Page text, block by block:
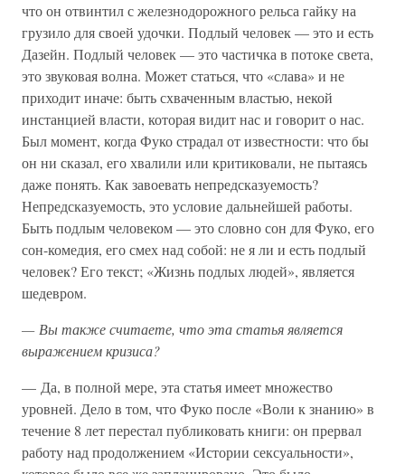
что он отвинтил с железнодорожного рельса гайку на
грузило для своей удочки. Подлый человек — это и есть
Дазейн. Подлый человек — это частичка в потоке света,
это звуковая волна. Может статься, что «слава» и не
приходит иначе: быть схваченным властью, некой
инстанцией власти, которая видит нас и говорит о нас.
Был момент, когда Фуко страдал от известности: что бы
он ни сказал, его хвалили или критиковали, не пытаясь
даже понять. Как завоевать непредсказуемость?
Непредсказуемость, это условие дальнейшей работы.
Быть подлым человеком — это словно сон для Фуко, его
сон-комедия, его смех над собой: не я ли и есть подлый
человек? Его текст; «Жизнь подлых людей», является
шедевром.
— Вы также считаете, что эта статья является
выражением кризиса?
— Да, в полной мере, эта статья имеет множество
уровней. Дело в том, что Фуко после «Воли к знанию» в
течение 8 лет перестал публиковать книги: он прервал
работу над продолжением «Истории сексуальности»,